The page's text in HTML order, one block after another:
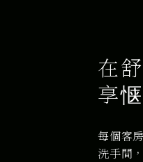
在
享
每個客
洗手間